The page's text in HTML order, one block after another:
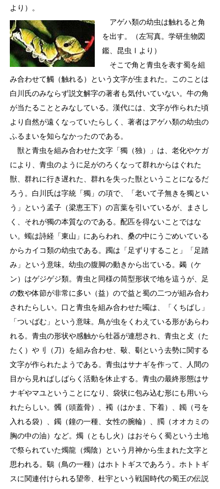
より）。
アゲハ類の幼虫は触れると角
を出す。（左写真。学研生物図
鑑、昆虫Ⅰより）
そこで角と青虫を表す蜀を組
み合わせて觸（触れる）という文字が生まれた。このことは
白川氏のみならず説文解字の著者も気付いていない。牛の角
が当たることとみなしている。漢代には、文字が作られた頃
より自然が遠くなっていたらしく、著者はアゲハ類の幼虫の
ふるまいを知らなかったのである。
獣と青虫を組み合わせた文字「獨（独）」は、老化やケガ
により、青虫のように足がのろくなって群れからはぐれた
獣、群れに行き遅れた、群れを失った獣ということになるだ
ろう。白川氏は字統「獨」の項で、「老いて子無きを獨とい
う」という孟子（梁恵王下）の言葉を引いているが、まさし
く、それが獨の本質なのである。配匹を得ないことではな
い。蠋は詩経「東山」にあらわれ、桑の中にうごめいている
からカイコ類の幼虫である。躅は「足ずりすること」「足踏
み」という意味。幼虫の腹脚の動きから出ている。蠲（ケ
ン）はゲジゲジ類。青虫と同様の筒型形状で地を這うが、足
の数や体節が非常に多い（益）ので益と蜀の二つが組み合わ
されたらしい。口と青虫を組み合わせた噣は、「くちばし」
「ついばむ」という意味。鳥が虫をくわえている形があらわ
れる。青虫の形状や感触から牡器が連想され、青虫と攴（た
たく）や刂（刀）を組み合わせ、斀、劅という去勢に関する
文字が作られたようである。青虫はサナギを作って、人間の
目から見ればしばらく活動を休止する。青虫の最終形態はサ
ナギやマユということになり、袋状に包み込む形にも用いら
れたらしい。髑（頭蓋骨）、襡（はかま、下着）、韣（弓を
入れる袋）、鐲（鐘の一種、女性の腕輪）、臅（オオカミの
胸の中の油）など。燭（ともし火）はおそらく蜀という土地
で祭られていた燭龍（燭陰）という月神から生まれた文字と
思われる。鸀（鳥の一種）はホトトギスであろう。ホトトギ
スに関連付けられる望帝、杜宇という戦国時代の蜀王の伝説